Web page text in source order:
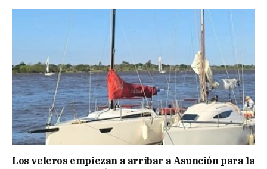
Los veleros empiezan a arribar a Asunción para la